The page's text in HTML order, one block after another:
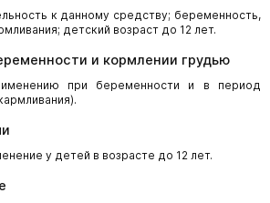
к данному средству; беременность,
детский возраст до 12 лет.
и кормлении грудью
при беременности и в период
у детей в возрасте до 12 лет.